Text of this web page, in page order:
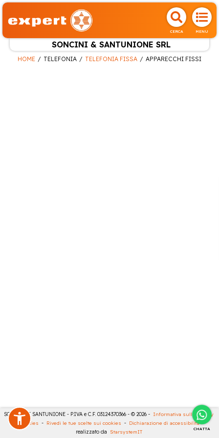
CERCA MENU
SONCINI & SANTUNIONE SRL
CHATTA
HOME TELEFONIA TELEFONIA FISSA APPARECCHI FISSI
SONCINI E SANTUNIONE - P.IVA e C.F. 03124370366 - © 2026 - Informativa sulla privacy
Cookies - Rivedi le tue scelte sui cookies - Dichiarazione di accessibilità -
realizzato da StarsystemIT